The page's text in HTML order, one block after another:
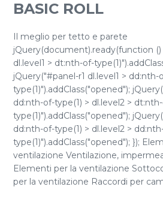
BASIC ROLL
Il meglio per tetto e parete
jQuery(document).ready(function ()
dl.level1 > dt:nth-of-
jQuery("#panel-r1 dl.level1 > dd:nth-
type(1)").addClass("opened");
dd:nth-of-type(1) > dl.level2 >
type(1)").addClass("opened");
dd:nth-of-type(1) > dl.level2 >
type(1)").addClass("opened"); });
ventilazione Ventilazione,
Elementi per la ventilazione
per la ventilazione Raccordi per